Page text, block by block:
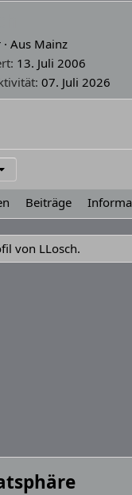
· Aus Mainz
13. Juli 2006
07. Juli 2026
Beiträge
von LLosch.